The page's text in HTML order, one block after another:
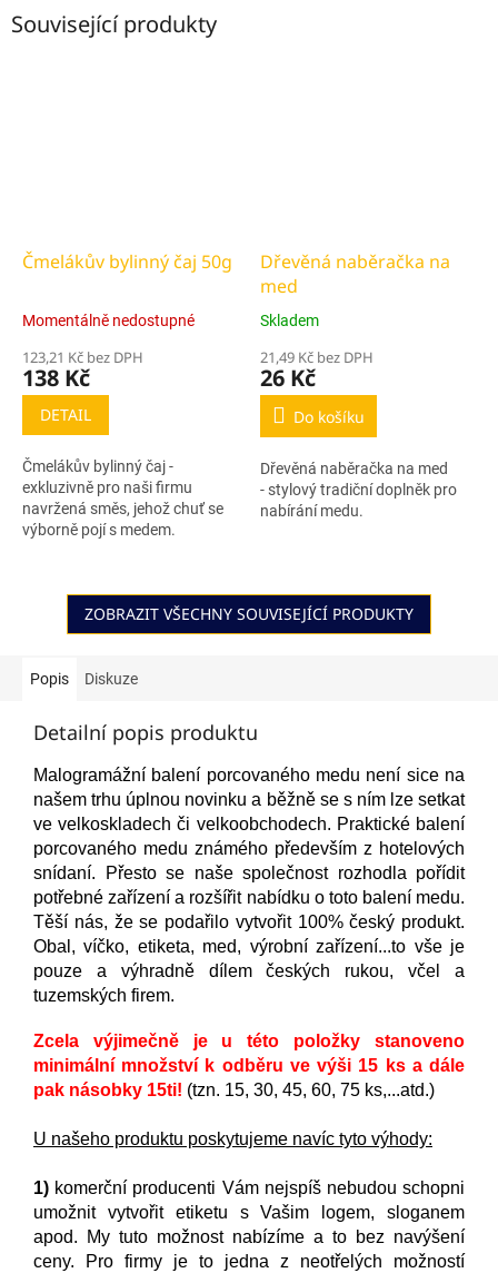
Související produkty
Čmelákův bylinný čaj 50g
Momentálně nedostupné
123,21 Kč bez DPH
138 Kč
DETAIL
Čmelákův bylinný čaj -
exkluzivně pro naši firmu
navržená směs, jehož chuť se
výborně pojí s medem.
Dřevěná naběračka na
med
Skladem
21,49 Kč bez DPH
26 Kč
Do košíku
Dřevěná naběračka na med
- stylový tradiční doplněk pro
nabírání medu.
ZOBRAZIT VŠECHNY SOUVISEJÍCÍ PRODUKTY
Popis Diskuze
Detailní popis produktu
Malogramážní balení porcovaného medu není sice na
našem trhu úplnou novinku a běžně se s ním lze setkat
ve velkoskladech či velkoobchodech. Praktické balení
porcovaného medu známého především z hotelových
snídaní. Přesto se naše společnost rozhodla pořídit
potřebné zařízení a rozšířit nabídku o toto balení medu.
Těší nás, že se podařilo vytvořit 100% český produkt.
Obal, víčko, etiketa, med, výrobní zařízení...to vše je
pouze a výhradně dílem českých rukou, včel a
tuzemských firem.
Zcela výjimečně je u této položky stanoveno
minimální množství k odběru ve výši 15 ks a dále
pak násobky 15ti! (tzn. 15, 30, 45, 60, 75 ks,...atd.)
U našeho produktu poskytujeme navíc tyto výhody:
1) komerční producenti Vám nejspíš nebudou schopni
umožnit vytvořit etiketu s Vašim logem, sloganem
apod. My tuto možnost nabízíme a to bez navýšení
ceny. Pro firmy je to jedna z neotřelých možností